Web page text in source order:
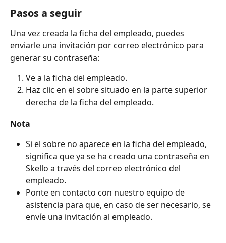
Pasos a seguir
Una vez creada la ficha del empleado, puedes
enviarle una invitación por correo electrónico para
generar su contraseña:
Ve a la ficha del empleado.
Haz clic en el sobre situado en la parte superior
derecha de la ficha del empleado.
Nota
Si el sobre no aparece en la ficha del empleado,
significa que ya se ha creado una contraseña en
Skello a través del correo electrónico del
empleado.
Ponte en contacto con nuestro equipo de
asistencia para que, en caso de ser necesario, se
envíe una invitación al empleado.